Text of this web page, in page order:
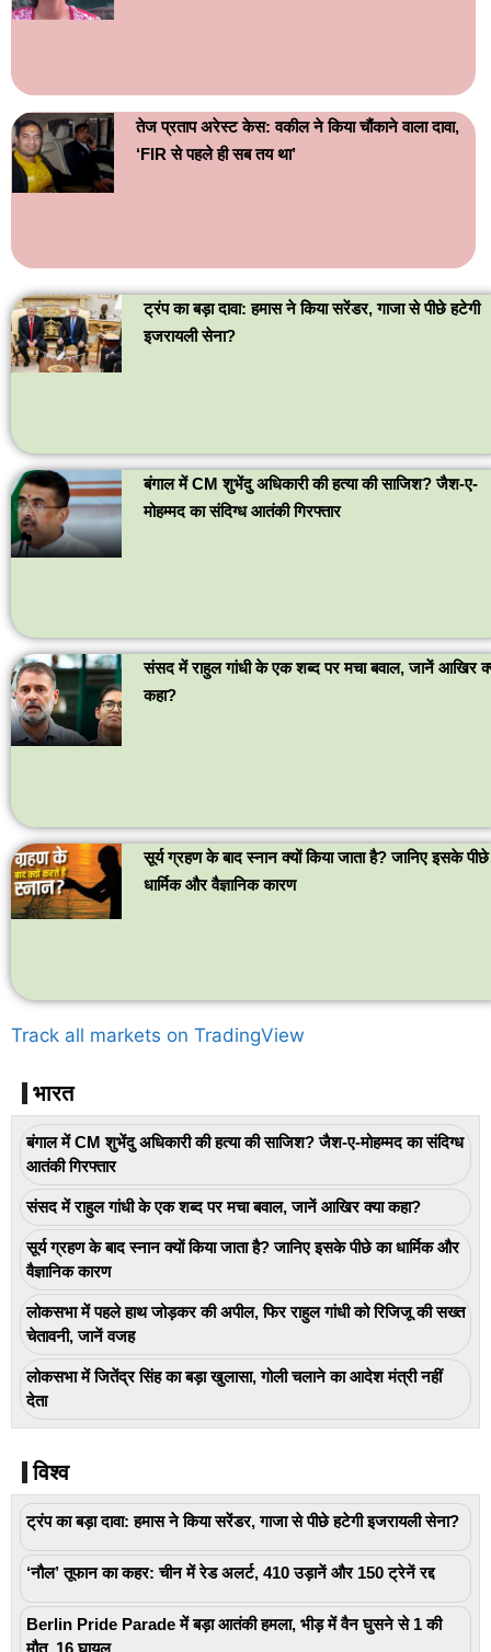
तेज प्रताप अरेस्ट केस: वकील ने किया चौंकाने वाला दावा,
‘FIR से पहले ही सब तय था’
ट्रंप का बड़ा दावा: हमास ने किया सरेंडर, गाजा से पीछे हटेगी
इजरायली सेना?
बंगाल में CM शुभेंदु अधिकारी की हत्या की साजिश? जैश-ए-
मोहम्मद का संदिग्ध आतंकी गिरफ्तार
संसद में राहुल गांधी के एक शब्द पर मचा बवाल, जानें आखिर
कहा?
सूर्य ग्रहण के बाद स्नान क्यों किया जाता है? जानिए इसके
धार्मिक और वैज्ञानिक कारण
Track all markets on TradingView
भारत
बंगाल में CM शुभेंदु अधिकारी की हत्या की साजिश? जैश-ए-मोहम्मद का संदिग्ध
आतंकी गिरफ्तार
संसद में राहुल गांधी के एक शब्द पर मचा बवाल, जानें आखिर क्या कहा?
सूर्य ग्रहण के बाद स्नान क्यों किया जाता है? जानिए इसके पीछे का धार्मिक और
वैज्ञानिक कारण
लोकसभा में पहले हाथ जोड़कर की अपील, फिर राहुल गांधी को रिजिजू की सख्त
चेतावनी, जानें वजह
लोकसभा में जितेंद्र सिंह का बड़ा खुलासा, गोली चलाने का आदेश मंत्री नहीं
देता
विश्व
ट्रंप का बड़ा दावा: हमास ने किया सरेंडर, गाजा से पीछे हटेगी इजरायली सेना?
‘नौल’ तूफान का कहर: चीन में रेड अलर्ट, 410 उड़ानें और 150 ट्रेनें रद्द
Berlin Pride Parade में बड़ा आतंकी हमला, भीड़ में वैन घुसने से 1 की
मौत, 16 घायल